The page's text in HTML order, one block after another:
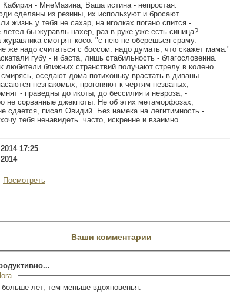
- МнеМазина, Ваша истина - непростая.
сделаны из резины, их используют и бросают.
жизнь у тебя не сахар, на иголках погано спится -
летел бы журавль нахер, раз в руке уже есть синица?
журавлика смотрят косо. "с нею не оберешься сраму.
же надо считаться с боссом. надо думать, что скажет мама."
губу - и баста, лишь стабильность - благословенна.
любители ближних странствий получают стрелу в колено
смирясь, оседают дома потихоньку врастать в диваны.
незнакомых, прогоняют к чертям незваных,
- праведны до икоты, до бессилия и невроза, -
не сорванные джекпоты. Не об этих метаморфозах,
сдается, писал Овидий. Без намека на легитимность -
тебя ненавидеть. часто, искренне и взаимно.
17:25
Посмотреть
Ваши комментарии
лет, тем меньше вдохновенья.